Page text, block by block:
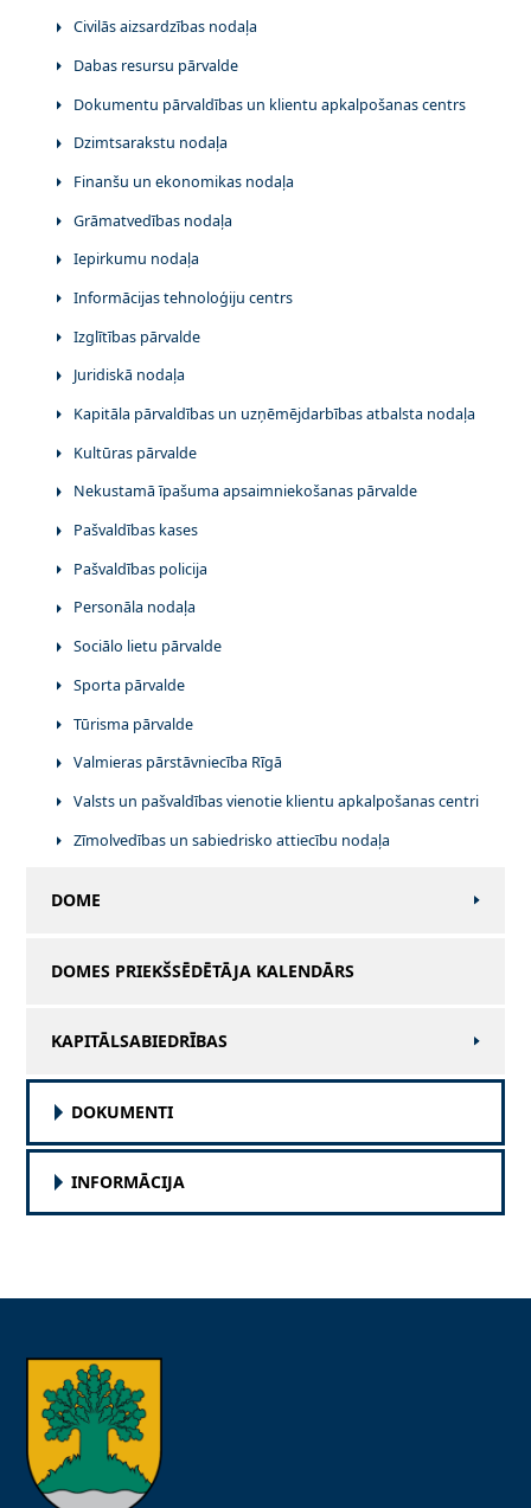
Civilās aizsardzības nodaļa
Dabas resursu pārvalde
Dokumentu pārvaldības un klientu apkalpošanas centrs
Dzimtsarakstu nodaļa
Finanšu un ekonomikas nodaļa
Grāmatvedības nodaļa
Iepirkumu nodaļa
Informācijas tehnoloģiju centrs
Izglītības pārvalde
Juridiskā nodaļa
Kapitāla pārvaldības un uzņēmējdarbības atbalsta nodaļa
Kultūras pārvalde
Nekustamā īpašuma apsaimniekošanas pārvalde
Pašvaldības kases
Pašvaldības policija
Personāla nodaļa
Sociālo lietu pārvalde
Sporta pārvalde
Tūrisma pārvalde
Valmieras pārstāvniecība Rīgā
Valsts un pašvaldības vienotie klientu apkalpošanas centri
Zīmolvedības un sabiedrisko attiecību nodaļa
DOME
DOMES PRIEKŠSĒDĒTĀJA KALENDĀRS
KAPITĀLSABIEDRĪBAS
DOKUMENTI
INFORMĀCIJA